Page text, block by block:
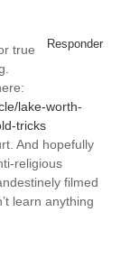
Responder
true
lake-worth-
tricks
And hopefully
religious
filmed
learn anything